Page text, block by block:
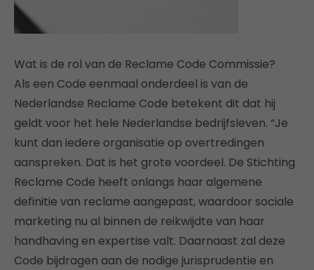
Wat is de rol van de Reclame Code Commissie?
Als een Code eenmaal onderdeel is van de
Nederlandse Reclame Code betekent dit dat hij
geldt voor het hele Nederlandse bedrijfsleven. “Je
kunt dan iedere organisatie op overtredingen
aanspreken. Dat is het grote voordeel. De Stichting
Reclame Code heeft onlangs haar algemene
definitie van reclame aangepast, waardoor sociale
marketing nu al binnen de reikwijdte van haar
handhaving en expertise valt. Daarnaast zal deze
Code bijdragen aan de nodige jurisprudentie en